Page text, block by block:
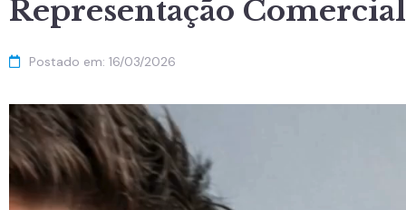
Representação Comercial
Postado em: 16/03/2026
Tocador
de
vídeo